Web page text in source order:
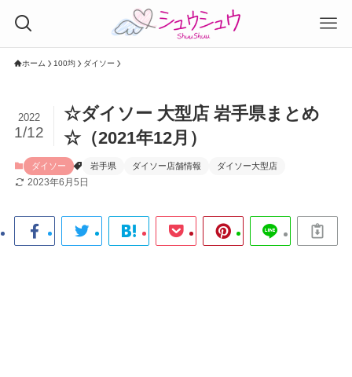
ホーム 100均 ダイソー
☆ダイソー 大型店 岩手県まとめ
☆（2021年12月）
2022
1/12
ダイソー 岩手県 ダイソー店舗情報 ダイソー大型店
2023年6月5日